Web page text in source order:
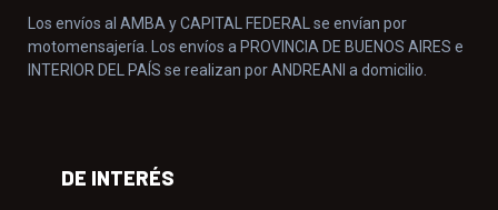
Los envíos al AMBA y CAPITAL FEDERAL se envían por
motomensajería. Los envíos a PROVINCIA DE BUENOS AIRES e
INTERIOR DEL PAÍS se realizan por ANDREANI a domicilio.
DE INTERÉS